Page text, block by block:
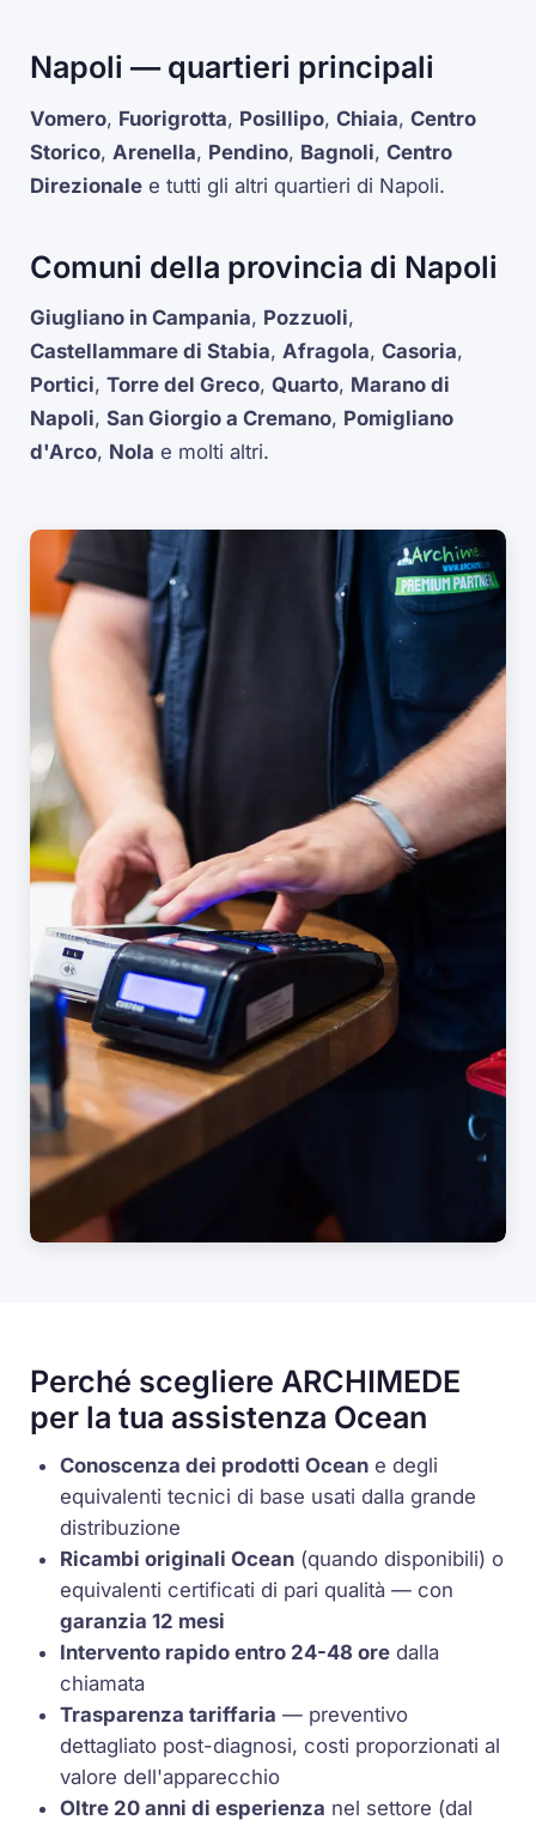
Napoli — quartieri principali
Vomero, Fuorigrotta, Posillipo,Chiaia,Centro
Storico,Arenella, Pendino, Bagnoli,Centro
Direzionale e tutti gli altri quartieri di Napoli.
Comuni della provincia di Napoli
Giugliano in Campania, Pozzuoli,
Castellammare di Stabia,Afragola,Casoria,
Portici,Torre del Greco,Quarto, Marano di
Napoli,San Giorgio a Cremano, Pomigliano
d'Arco, Nola e molti altri.
Perché scegliere ARCHIMEDE
per la tua assistenza Ocean
Conoscenza dei prodotti Ocean e degli
equivalenti tecnici di base usati dalla grande
distribuzione
Ricambi originali Ocean (quando disponibili) o
equivalenti certificati di pari qualità — con
garanzia 12 mesi
Intervento rapido entro 24-48 ore dalla
chiamata
Trasparenza tariffaria — preventivo
dettagliato post-diagnosi, costi proporzionati al
valore dell'apparecchio
Oltre 20 anni di esperienza nel settore (dal